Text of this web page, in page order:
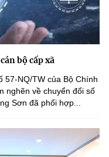
bộ cấp xã
57-NQ/TW của Bộ Chính
nghẽn về chuyển đổi số
Sơn đã phối hợp...